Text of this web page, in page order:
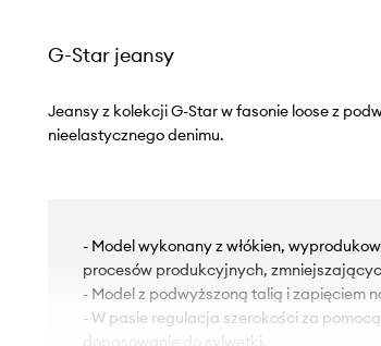
G-Star jeansy
Jeansy z kolekcji G-Star w fasonie loose z
nieelastycznego denimu.
- Model wykonany z włókien,
procesów produkcyjnych,
- Model z podwyższoną talią i zapięciem
- W pasie regulacja szerokości za
dopasowanie do sylwetki.